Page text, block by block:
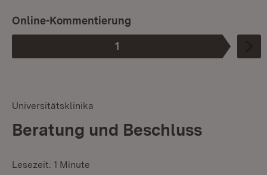
Phase
1
:
Online-Kommentierung
Universitätsklinika
Beratung und Beschluss
Lesezeit: 1 Minute